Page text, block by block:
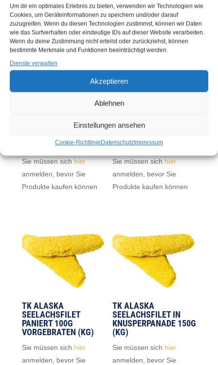
Um dir ein optimales Erlebnis zu bieten, verwenden wir Technologien wie
Cookies, um Geräteinformationen zu speichern und/oder darauf
zuzugreifen. Wenn du diesen Technologien zustimmst, können wir Daten
wie das Surfverhalten oder eindeutige IDs auf dieser Website verarbeiten.
Wenn du deine Zustimmung nicht erteilst oder zurückziehst, können
bestimmte Merkmale und Funktionen beeinträchtigt werden.
Dienste verwalten
Akzeptieren
Ablehnen
Einstellungen ansehen
Cookie-RichtlinieDatenschutzImpressum
ÄHNLICHE PRODUKTE
TK PAZIFISCHES
ROTBARSCHFILET
PANIERT 140 -160 G
Sie müssen sichhier
anmelden, bevor Sie
Produkte kaufen können
TK ALASKA
SEELACHSFILET
BACKTEIG 190G
PICKENPACK (KG)
Sie müssen sichhier
anmelden, bevor Sie
Produkte kaufen können
TK ALASKA
SEELACHSFILET
PANIERT 100G
VORGEBRATEN (KG)
Sie müssen sich hier
anmelden, bevor Sie
TK ALASKA
SEELACHSFILET IN
KNUSPERPANADE 150G
(KG)
Sie müssen sich hier
anmelden, bevor Sie